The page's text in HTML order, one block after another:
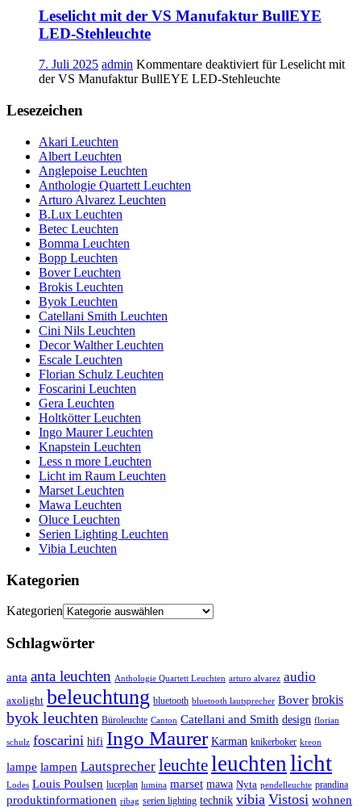
Leselicht mit der VS Manufaktur BullEYE
LED-Stehleuchte
7. Juli 2025 admin Kommentare deaktiviertfür Leselicht mit
der VS Manufaktur BullEYE LED-Stehleuchte
Lesezeichen
Akari Leuchten
Albert Leuchten
Anglepoise Leuchten
Anthologie Quartett Leuchten
Arturo Alvarez Leuchten
B.Lux Leuchten
Betec Leuchten
Bomma Leuchten
Bopp Leuchten
Bover Leuchten
Brokis Leuchten
Byok Leuchten
Catellani Smith Leuchten
Cini Nils Leuchten
Decor Walther Leuchten
Escale Leuchten
Florian Schulz Leuchten
Foscarini Leuchten
Gera Leuchten
Holtkötter Leuchten
Ingo Maurer Leuchten
Knapstein Leuchten
Less n more Leuchten
Licht im Raum Leuchten
Marset Leuchten
Mawa Leuchten
Oluce Leuchten
Serien Lighting Leuchten
Vibia Leuchten
Kategorien
Kategorien
Schlagwörter
anta anta leuchten Anthologie Quartett Leuchten arturo alvarez audio
axolight beleuchtung bluetooth bluetooth lautsprecher Bover brokis
byok leuchten Büroleuchte Canton Catellani and Smith design florian
schulz foscarini hifi Ingo Maurer Karman knikerboker kreon
lampe lampen Lautsprecher leuchteleuchten licht
Lodes Louis Poulsen luceplan lumina marset mawa Nyta pendelleuchte prandina
produktinformationen ribag serien lighting technik vibia Vistosi wohnen